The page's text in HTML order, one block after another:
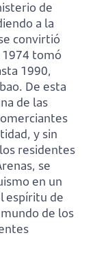
de
a la
convirtió
tomó
1990,
De esta
de las
y sin
residentes
se
en un
espíritu de
de los